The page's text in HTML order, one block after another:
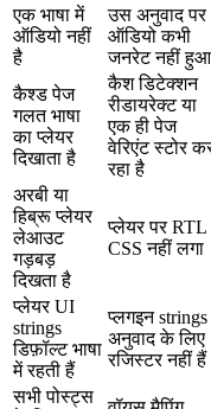
एक भाषा में
ऑडियो नहीं
है
उस अनुवाद पर
ऑडियो कभी
जनरेट नहीं हुआ
कैश्ड पेज
गलत भाषा
का प्लेयर
दिखाता है
कैश डिटेक्शन
रीडायरेक्ट या
एक ही पेज
वेरिएंट स्टोर
रहा है
अरबी या
हिब्रू प्लेयर
लेआउट
गड़बड़
दिखता है
प्लेयर पर RTL
CSS नहीं लगा
प्लेयर UI
strings
डिफ़ॉल्ट भाषा
में रहती हैं
प्लगइन strings
अनुवाद के लिए
रजिस्टर नहीं हैं
सभी पोस्ट्स